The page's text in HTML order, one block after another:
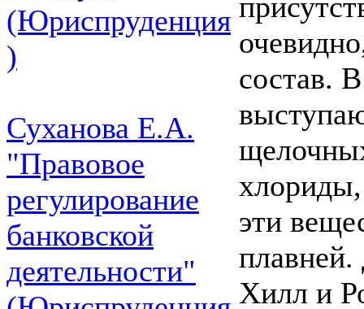
(Юриспруденция
)
Суханова Е.А.
"Правовое
регулирование
банковской
деятельности"
состав.
эти
Хилл и